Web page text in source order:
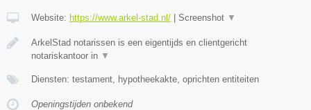
Website: https://www.arkel-stad.nl/ | Screenshot ▼
ArkelStad notarissen is een eigentijds en clientgericht
notariskantoor in ▼
Diensten: testament, hypotheekakte, oprichten entiteiten
Openingstijden onbekend